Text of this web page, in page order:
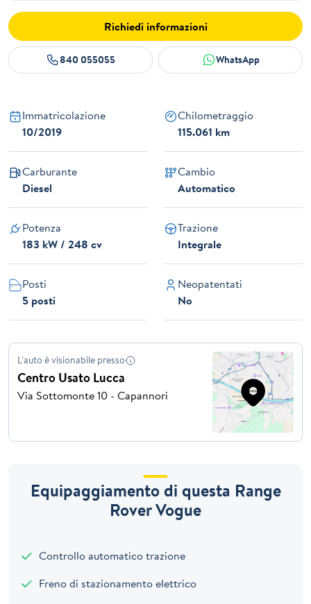
Richiedi informazioni
840 055055 WhatsApp
Immatricolazione
10/2019
Chilometraggio
115.061 km
Carburante
Diesel
Cambio
Automatico
Potenza
183 kW / 248 cv
Trazione
Integrale
Posti
5 posti
Neopatentati
No
L'auto è visionabile presso
Centro Usato Lucca
Via Sottomonte 10 - Capannori
Equipaggiamento di questa Range
Rover Vogue
Controllo automatico trazione
Freno di stazionamento elettrico